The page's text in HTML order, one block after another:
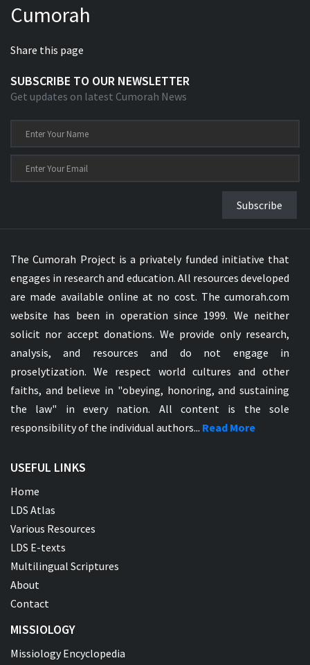
Cumorah
Share this page
SUBSCRIBE TO OUR NEWSLETTER
Get updates on latest Cumorah News
Subscribe
The Cumorah Project is a privately funded initiative that
engages in research and education. All resources developed
are made available online at no cost. The cumorah.com
website has been in operation since 1999. We neither
solicit nor accept donations. We provide only research,
analysis, and resources and do not engage in
proselytization. We respect world cultures and other
faiths, and believe in "obeying, honoring, and sustaining
the law" in every nation. All content is the sole
responsibility of the individual authors... Read More
USEFUL LINKS
Home
LDS Atlas
Various Resources
LDS E-texts
Multilingual Scriptures
About
Contact
MISSIOLOGY
Missiology Encyclopedia